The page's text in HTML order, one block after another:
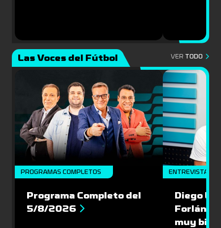
Las Voces del Fútbol VER TODO
PROGRAMAS COMPLETOS
Programa Completo del
5/8/2026
ENTREVISTA
Diego
Forlán le
muy